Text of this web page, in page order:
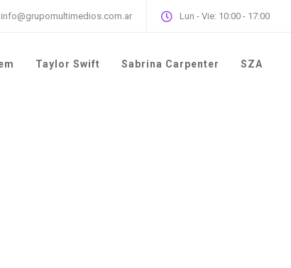
info@grupomultimedios.com.ar Lun - Vie: 10:00 - 17:00
Taylor Swift Sabrina Carpenter SZA